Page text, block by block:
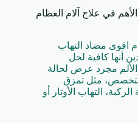
في علاج آلام العظام
اقوى مضاد التهاب
أنها كافية لحل
مجرد عرض لحالة
مثل تمزق
التهاب الأوتار أو